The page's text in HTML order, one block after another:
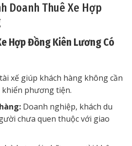
Doanh Thuê Xe Hợp
Hợp Đồng Kiên Lương Có
xế giúp khách hàng không cần
khiển phương tiện.
Doanh nghiệp, khách du
chưa quen thuộc với giao